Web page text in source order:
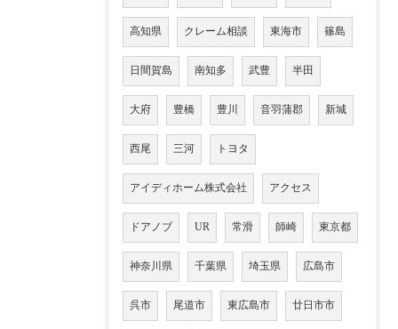
高知県 クレーム相談 東海市 篠島
日間賀島 南知多 武豊 半田
大府 豊橋 豊川 音羽蒲郡 新城
西尾 三河 トヨタ
アイディホーム株式会社 アクセス
ドアノブ UR 常滑 師崎 東京都
神奈川県 千葉県 埼玉県 広島市
呉市 尾道市 東広島市 廿日市市